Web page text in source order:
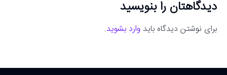
دیدگاهتان را بنویسید
برای نوشتن دیدگاه باید وارد بشوید.